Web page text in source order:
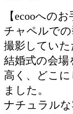
【ecooへのお
チャペルで
撮影していた
結婚式の会
高く、どこ
ました。
ナチュラル